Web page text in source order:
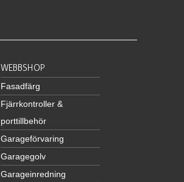
WEBBSHOP
Fasadfärg
Fjärrkontroller &
porttillbehör
Garageförvaring
Garagegolv
Garageinredning